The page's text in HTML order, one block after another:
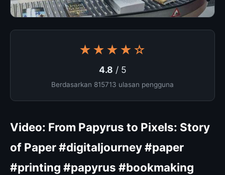
★★★★☆
4.8 / 5
Berdasarkan 815713 ulasan pengguna
Video: From Papyrus to Pixels: Story
of Paper #digitaljourney #paper
#printing #papyrus #bookmaking